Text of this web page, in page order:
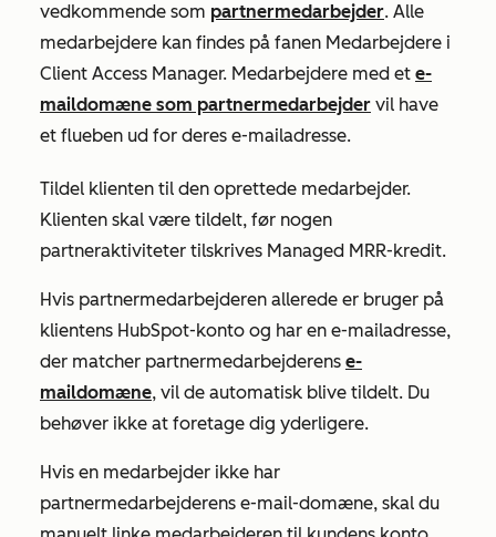
vedkommende som partnermedarbejder. Alle
medarbejdere kan findes på fanen Medarbejdere i
Client Access Manager. Medarbejdere med et e-
maildomæne som partnermedarbejder vil have
et flueben ud for deres e-mailadresse.
Tildel klienten til den oprettede medarbejder.
Klienten skal være tildelt, før nogen
partneraktiviteter tilskrives Managed MRR-kredit.
Hvis partnermedarbejderen allerede er bruger på
klientens HubSpot-konto og har en e-mailadresse,
der matcher partnermedarbejderens e-
maildomæne, vil de automatisk blive tildelt. Du
behøver ikke at foretage dig yderligere.
Hvis en medarbejder ikke har
partnermedarbejderens e-mail-domæne, skal du